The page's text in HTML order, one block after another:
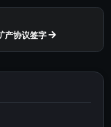
产协议签字